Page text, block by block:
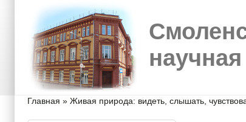
Перейти к основному содержанию
Skip to search
Вы здесь
Главная » Живая природа: видеть, слышать,